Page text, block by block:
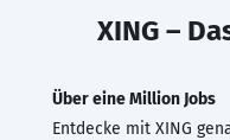
XING –
Über eine Million Jobs
Entdecke mit XING